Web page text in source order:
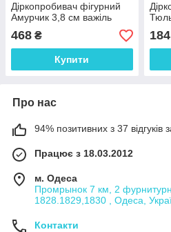
Діркопробивач фігурний
Амурчик 3,8 см важіль
468 ₴
Купити
184
Про нас
94% позитивних з 37 відгуків
Працює з 18.03.2012
м. Одеса
Промрынок 7 км, 2
1828.1829,1830 , Одеса,
Контакти